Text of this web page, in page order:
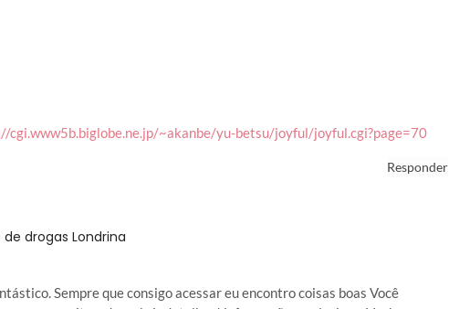
cgi.www5b.biglobe.ne.jp/~akanbe/yu-betsu/joyful/joyful.cgi?page=70
Responder
drogas Londrina
Sempre que consigo acessar eu encontro coisas boas Você